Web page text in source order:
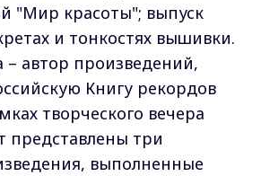
"Мир красоты"; выпуск
и тонкостях вышивки.
– автор произведений,
Книгу рекордов
творческого вечера
представлены три
выполненные